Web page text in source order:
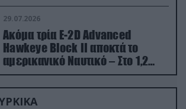
29.07.2026
Ακόμα τρία E-2D Advanced
Hawkeye Block II αποκτά το
αμερικανικό Ναυτικό – Στο 1,2
δισ.δολάρια το κόστος